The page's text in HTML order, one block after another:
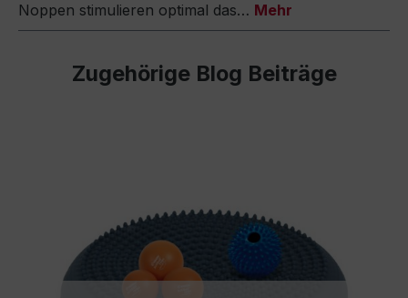
Noppen stimulieren optimal das… Mehr
Zugehörige Blog Beiträge